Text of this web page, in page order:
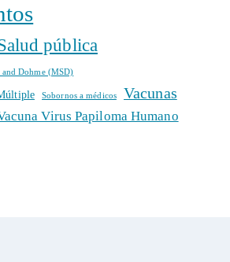
pública
and Dohme (MSD)
Sobornos a médicos Vacunas
Virus Papiloma Humano